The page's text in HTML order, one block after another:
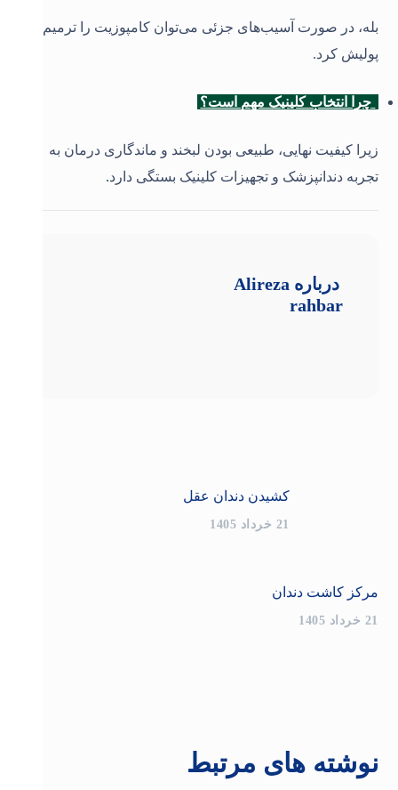
بله، در صورت آسیب‌های جزئی می‌توان کامپوزیت را ترمیم یا
پولیش کرد.
چرا انتخاب کلینیک مهم است؟
زیرا کیفیت نهایی، طبیعی بودن لبخند و ماندگاری درمان به
تجربه دندانپزشک و تجهیزات کلینیک بستگی دارد.
درباره Alireza
rahbar
کشیدن دندان عقل
21 خرداد 1405
مرکز کاشت دندان
21 خرداد 1405
نوشته های مرتبط